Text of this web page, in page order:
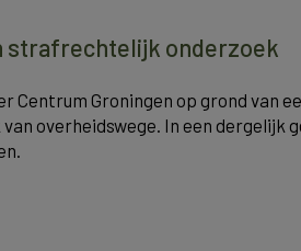
strafrechtelijk onderzoek
Centrum Groningen op grond
overheidswege. In een dergelijk